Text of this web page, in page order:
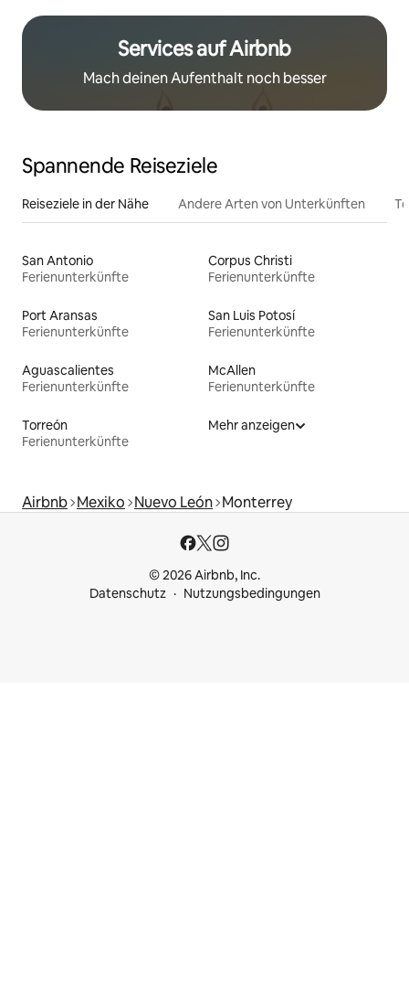
Services auf Airbnb
Mach deinen Aufenthalt noch besser
Spannende Reiseziele
Reiseziele in der Nähe Andere Arten von Unterkünften
San Antonio
Ferienunterkünfte
Corpus Christi
Ferienunterkünfte
Port Aransas
Ferienunterkünfte
San Luis Potosí
Ferienunterkünfte
Aguascalientes
Ferienunterkünfte
McAllen
Ferienunterkünfte
Torreón
Ferienunterkünfte
Mehr anzeigen
Airbnb Mexiko Nuevo León Monterrey
© 2026 Airbnb, Inc.
Datenschutz
Nutzungsbedingungen